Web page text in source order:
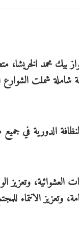
محمد الخريشا،
شملت الشوارع
الدورية في جميع
وتعزيز
وتعزيز الانتماء